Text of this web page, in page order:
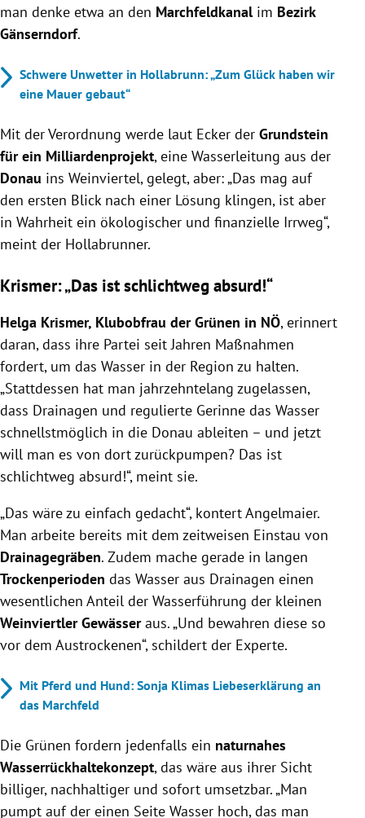
man denke etwa an den Marchfeldkanal im Bezirk
Gänserndorf.
Schwere Unwetter in Hollabrunn: „Zum Glück haben wir
eine Mauer gebaut“
Mit der Verordnung werde laut Ecker der Grundstein
für ein Milliardenprojekt, eine Wasserleitung aus der
Donau ins Weinviertel, gelegt, aber: „Das mag auf
den ersten Blick nach einer Lösung klingen, ist aber
in Wahrheit ein ökologischer und finanzielle Irrweg“,
meint der Hollabrunner.
Krismer: „Das ist schlichtweg absurd!“
Helga Krismer, Klubobfrau der Grünen in NÖ, erinnert
daran, dass ihre Partei seit Jahren Maßnahmen
fordert, um das Wasser in der Region zu halten.
„Stattdessen hat man jahrzehntelang zugelassen,
dass Drainagen und regulierte Gerinne das Wasser
schnellstmöglich in die Donau ableiten – und jetzt
will man es von dort zurückpumpen? Das ist
schlichtweg absurd!“, meint sie.
„Das wäre zu einfach gedacht“, kontert Angelmaier.
Man arbeite bereits mit dem zeitweisen Einstau von
Drainagegräben. Zudem mache gerade in langen
Trockenperioden das Wasser aus Drainagen einen
wesentlichen Anteil der Wasserführung der kleinen
Weinviertler Gewässeraus. „Und bewahren diese so
vor dem Austrockenen“, schildert der Experte.
Mit Pferd und Hund: Sonja Klimas Liebeserklärung an
das Marchfeld
Die Grünen fordern jedenfalls ein naturnahes
Wasserrückhaltekonzept, das wäre aus ihrer Sicht
billiger, nachhaltiger und sofort umsetzbar. „Man
pumpt auf der einen Seite Wasser hoch, das man